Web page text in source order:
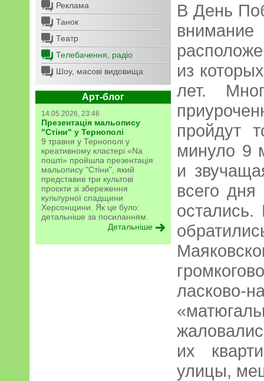
Реклама
Танок
Театр
Телебачення, радіо
Шоу, масові видовища
Арт-блог
14.05.2026, 23:46
Презентація мальопису
"Стіни" у Тернополі
9 травня у Тернополі у
креативному кластері «Na
пошті» пройшла презентація
мальопису "Стіни", який
представив три культові
проєкти зі збереження
культурної спадщини
Херсонщини. Як це було:
детальніше за посиланням.
Детальніше
В День
из
лет.
пройдут
минуло 9
и
всего
остались.
ласково-
их
улицы,